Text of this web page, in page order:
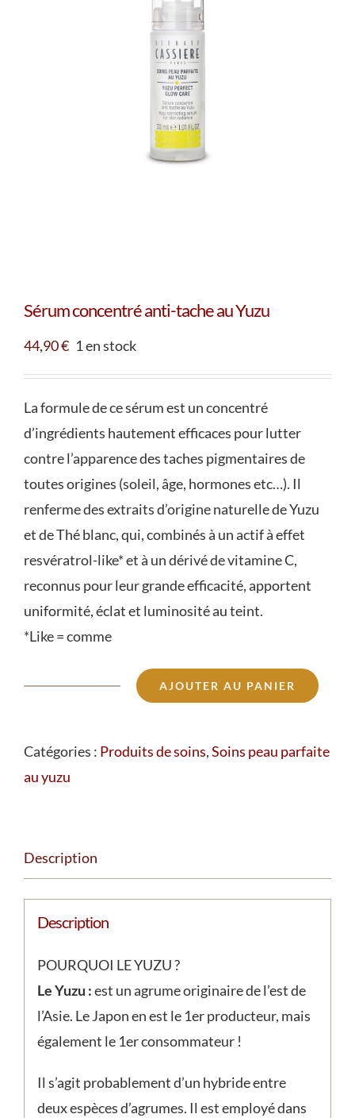
Sérum concentré anti-tache au Yuzu
44,90€ 1 en stock
La formule de ce sérum est un concentré
d’ingrédients hautement efficaces pour lutter
contre l’apparence des taches pigmentaires de
toutes origines (soleil, âge, hormones etc…). Il
renferme des extraits d’origine naturelle de Yuzu
et de Thé blanc, qui, combinés à un actif à effet
resvératrol-like* et à un dérivé de vitamine C,
reconnus pour leur grande efficacité, apportent
uniformité, éclat et luminosité au teint.
*Like = comme
Sérum
au
Yuzu
AJOUTER AU PANIER
Catégories : Produits de soins,Soins peau parfaite
au yuzu
Description
Description
POURQUOI LE YUZU ?
Le Yuzu :est un agrume originaire de l’est de
l’Asie. Le Japon en est le 1er producteur, mais
également le 1er consommateur !
Il s’agit probablement d’un hybride entre
deux espèces d’agrumes. Il est employé dans